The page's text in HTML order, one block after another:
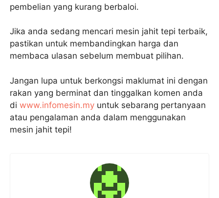
pembelian yang kurang berbaloi.
Jika anda sedang mencari mesin jahit tepi terbaik,
pastikan untuk membandingkan harga dan
membaca ulasan sebelum membuat pilihan.
Jangan lupa untuk berkongsi maklumat ini dengan
rakan yang berminat dan tinggalkan komen anda
di www.infomesin.my untuk sebarang pertanyaan
atau pengalaman anda dalam menggunakan
mesin jahit tepi!